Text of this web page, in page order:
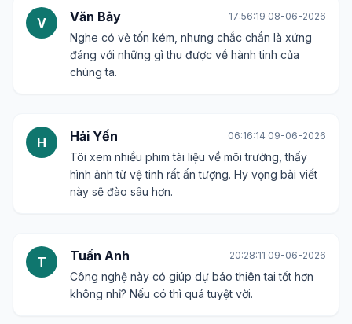
V Văn Bảy 17:56:19 08-06-2026
Nghe có vẻ tốn kém, nhưng chắc chắn là xứng
đáng với những gì thu được về hành tinh của
chúng ta.
H Hải Yến 06:16:14 09-06-2026
Tôi xem nhiều phim tài liệu về môi trường, thấy
hình ảnh từ vệ tinh rất ấn tượng. Hy vọng bài viết
này sẽ đào sâu hơn.
T Tuấn Anh 20:28:11 09-06-2026
Công nghệ này có giúp dự báo thiên tai tốt hơn
không nhỉ? Nếu có thì quá tuyệt vời.